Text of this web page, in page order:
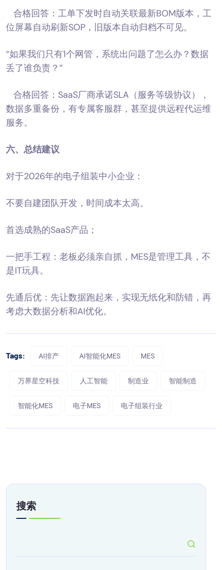
合格回答：工单下发时自动关联最新BOM版本，工
位屏幕自动刷新SOP，旧版本自动归档不可见。
“如果我们只有1个网管，系统出问题了怎么办？数据
丢了谁负责？”
合格回答：SaaS厂商承诺SLA（服务等级协议），
数据多重备份，有专属客服群，甚至提供远程代运维
服务。
六、总结建议
对于2026年的电子组装中小企业：
不要自建团队开发，时间成本太高。
首选成熟的SaaS产品；
一把手工程：老板必须亲自抓，MES是管理工具，不
是IT玩具。
先通后优：先让数据跑起来，实现无纸化和防错，再
考虑大数据分析和AI优化。
Tags: AI排产 AI智能化MES MES
万界星空科技 人工智能 制造业 智能制造
智能化MES 电子MES 电子组装行业
搜索